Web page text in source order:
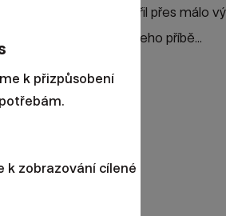
zjistil, že roky spořil přes málo
víc.” Přečtěte si jeho příbě...
k přizpůsobení
k zobrazování cílené